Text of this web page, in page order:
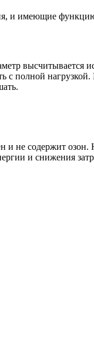
и имеющие
высчитывается
с полной нагрузкой.
и не содержит
и снижения